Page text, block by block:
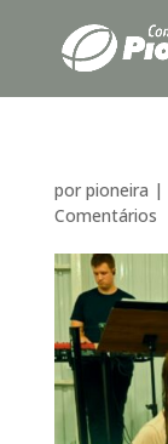
por pioneira |
Comentários